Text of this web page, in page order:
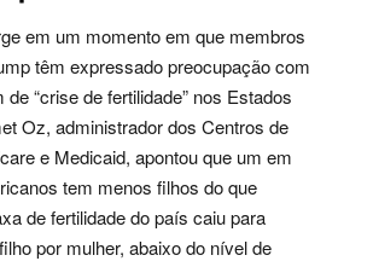
em um momento em que membros
têm expressado preocupação com
“crise de fertilidade” nos Estados
Oz, administrador dos Centros de
e Medicaid, apontou que um em
tem menos filhos do que
de fertilidade do país caiu para
por mulher, abaixo do nível de